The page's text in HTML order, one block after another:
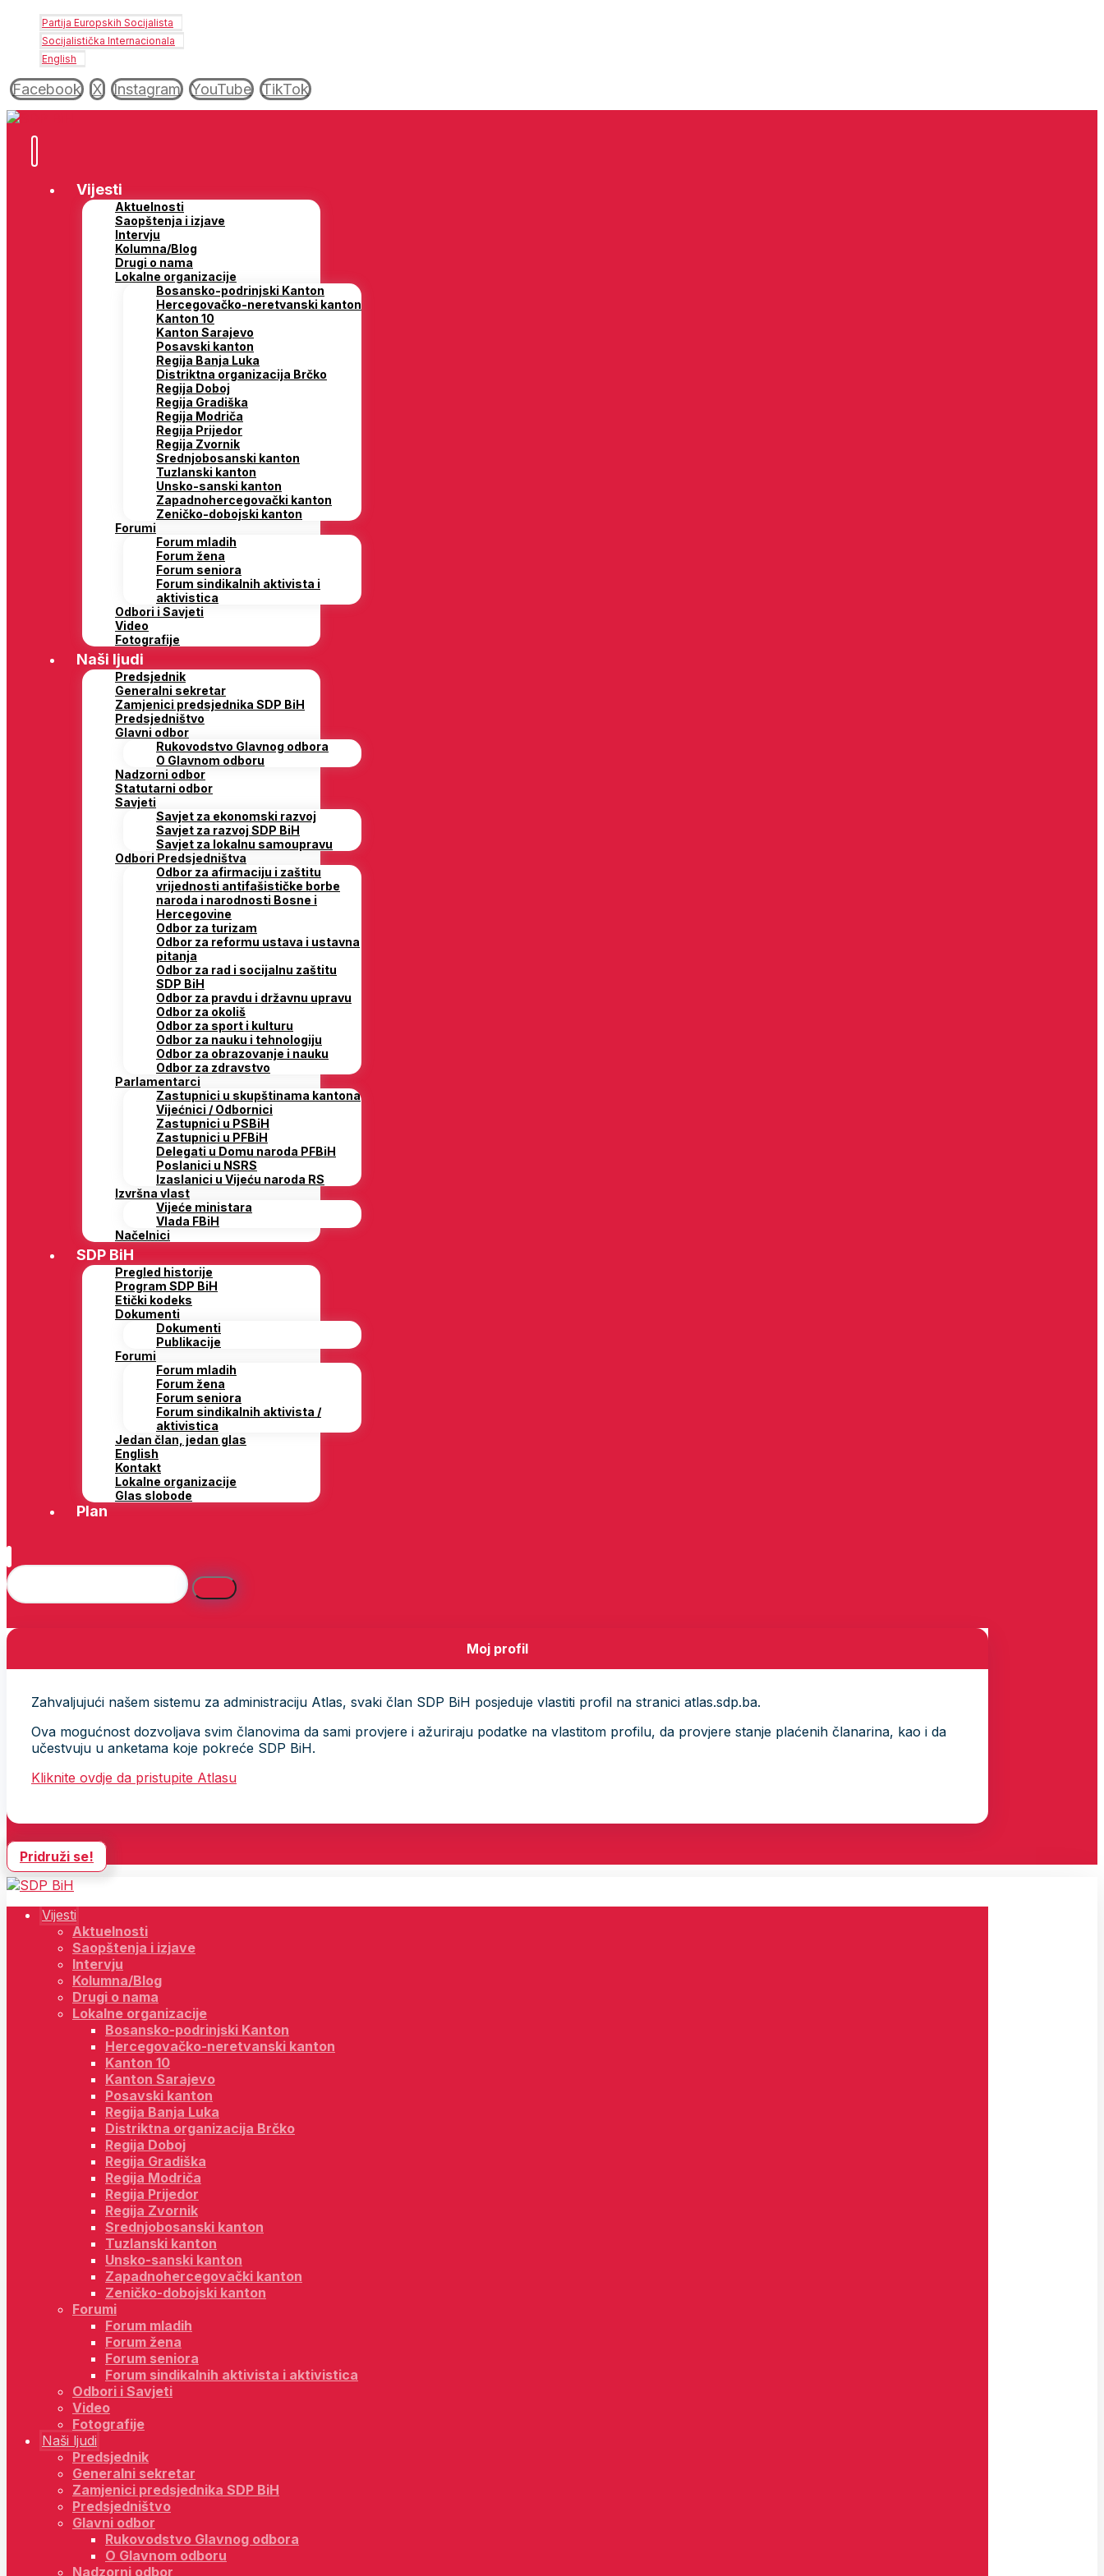
Partija Europskih Socijalista
Socijalistička Internacionala
English
Facebook X Instagram YouTube TikTok
Vijesti
Aktuelnosti
Saopštenja i izjave
Intervju
Kolumna/Blog
Drugi o nama
Lokalne organizacije
Bosansko-podrinjski Kanton
Hercegovačko-neretvanski kanton
Kanton 10
Kanton Sarajevo
Posavski kanton
Regija Banja Luka
Distriktna organizacija Brčko
Regija Doboj
Regija Gradiška
Regija Modriča
Regija Prijedor
Regija Zvornik
Srednjobosanski kanton
Tuzlanski kanton
Unsko-sanski kanton
Zapadnohercegovački kanton
Zeničko-dobojski kanton
Forumi
Forum mladih
Forum žena
Forum seniora
Forum sindikalnih aktivista i
aktivistica
Odbori i Savjeti
Video
Fotografije
Naši ljudi
Predsjednik
Generalni sekretar
Zamjenici predsjednika SDP BiH
Predsjedništvo
Glavni odbor
Rukovodstvo Glavnog odbora
O Glavnom odboru
Nadzorni odbor
Statutarni odbor
Savjeti
Savjet za ekonomski razvoj
Savjet za razvoj SDP BiH
Savjet za lokalnu samoupravu
Odbori Predsjedništva
Odbor za afirmaciju i zaštitu
vrijednosti antifašističke borbe
naroda i narodnosti Bosne i
Hercegovine
Odbor za turizam
Odbor za reformu ustava i ustavna
pitanja
Odbor za rad i socijalnu zaštitu
SDP BiH
Odbor za pravdu i državnu upravu
Odbor za okoliš
Odbor za sport i kulturu
Odbor za nauku i tehnologiju
Odbor za obrazovanje i nauku
Odbor za zdravstvo
Parlamentarci
Zastupnici u skupštinama kantona
Vijećnici / Odbornici
Zastupnici u PSBiH
Zastupnici u PFBiH
Delegati u Domu naroda PFBiH
Poslanici u NSRS
Izaslanici u Vijeću naroda RS
Izvršna vlast
Vijeće ministara
Vlada FBiH
Načelnici
SDP BiH
Pregled historije
Program SDP BiH
Etički kodeks
Dokumenti
Dokumenti
Publikacije
Forumi
Forum mladih
Forum žena
Forum seniora
Forum sindikalnih aktivista /
aktivistica
Jedan član, jedan glas
English
Kontakt
Lokalne organizacije
Glas slobode
Plan
Moj profil
Zahvaljujući našem sistemu za administraciju Atlas, svaki član SDP BiH posjeduje vlastiti profil na stranici atlas.sdp.ba.
Ova mogućnost dozvoljava svim članovima da sami provjere i ažuriraju podatke na vlastitom profilu, da provjere stanje plaćenih članarina, kao i da
učestvuju u anketama koje pokreće SDP BiH.
Kliknite ovdje da pristupite Atlasu
Pridruži se!
Vijesti
Aktuelnosti
Saopštenja i izjave
Intervju
Kolumna/Blog
Drugi o nama
Lokalne organizacije
Bosansko-podrinjski Kanton
Hercegovačko-neretvanski kanton
Kanton 10
Kanton Sarajevo
Posavski kanton
Regija Banja Luka
Distriktna organizacija Brčko
Regija Doboj
Regija Gradiška
Regija Modriča
Regija Prijedor
Regija Zvornik
Srednjobosanski kanton
Tuzlanski kanton
Unsko-sanski kanton
Zapadnohercegovački kanton
Zeničko-dobojski kanton
Forumi
Forum mladih
Forum žena
Forum seniora
Forum sindikalnih aktivista i aktivistica
Odbori i Savjeti
Video
Fotografije
Naši ljudi
Predsjednik
Generalni sekretar
Zamjenici predsjednika SDP BiH
Predsjedništvo
Glavni odbor
Rukovodstvo Glavnog odbora
O Glavnom odboru
Nadzorni odbor